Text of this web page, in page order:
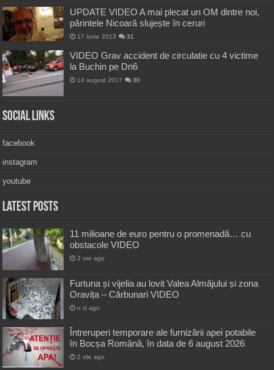
UPDATE VIDEO A mai plecat un OM dintre noi,
părintele Nicoară slujește în ceruri
17 iunie 2013 31
VIDEO Grav accident de circulatie cu 4 victime
la Buchin pe Dn6
14 august 2017 30
Social Links
facebook
instagram
youtube
Latest Posts
11 milioane de euro pentru o promenadă… cu
obstacole VIDEO
2 ore ago
Furtuna și vijelia au lovit Valea Almăjului și zona
Oravița – Cărbunari VIDEO
o zi ago
Întreruperi temporare ale furnizării apei potabile
în Bocșa Română, în data de 6 august 2026
2 zile ago